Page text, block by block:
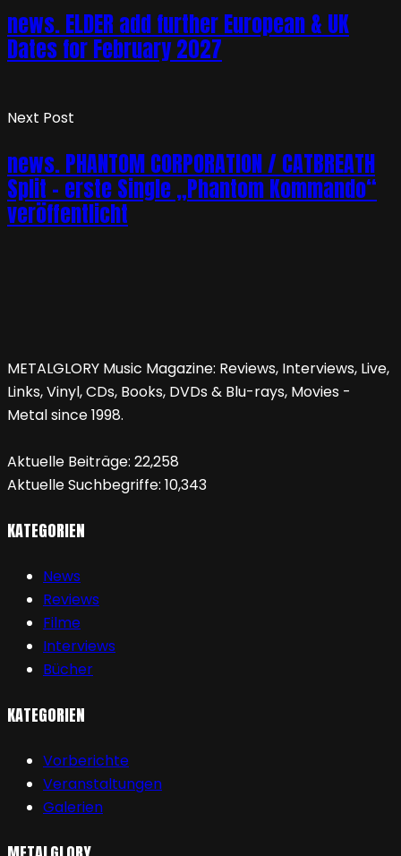
news. ELDER add further European & UK
Dates for February 2027
Next Post
news. PHANTOM CORPORATION / CATBREATH
Split – erste Single „Phantom Kommando“
veröffentlicht
METALGLORY Music Magazine: Reviews, Interviews, Live,
Links, Vinyl, CDs, Books, DVDs & Blu-rays, Movies -
Metal since 1998.
Aktuelle Beiträge: 22,258
Aktuelle Suchbegriffe: 10,343
KATEGORIEN
News
Reviews
Filme
Interviews
Bücher
KATEGORIEN
Vorberichte
Veranstaltungen
Galerien